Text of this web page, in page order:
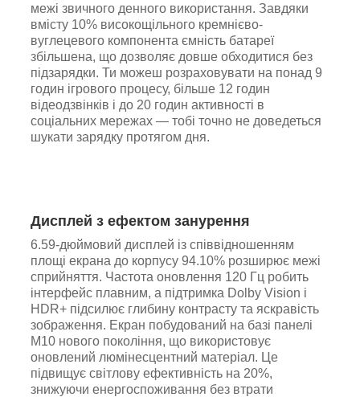
межі звичного денного використання. Завдяки
вмісту 10% високощільного кремнієво-
вуглецевого компонента ємність батареї
збільшена, що дозволяє довше обходитися без
підзарядки. Ти можеш розраховувати на понад 9
годин ігрового процесу, більше 12 годин
відеодзвінків і до 20 годин активності в
соціальних мережах — тобі точно не доведеться
шукати зарядку протягом дня.
Дисплей з ефектом занурення
6.59-дюймовий дисплей із співвідношенням
площі екрана до корпусу 94.10% розширює межі
сприйняття. Частота оновлення 120 Гц робить
інтерфейс плавним, а підтримка Dolby Vision і
HDR+ підсилює глибину контрасту та яскравість
зображення. Екран побудований на базі панелі
M10 нового покоління, що використовує
оновлений люмінесцентний матеріал. Це
підвищує світлову ефективність на 20%,
знижуючи енергоспоживання без втрати